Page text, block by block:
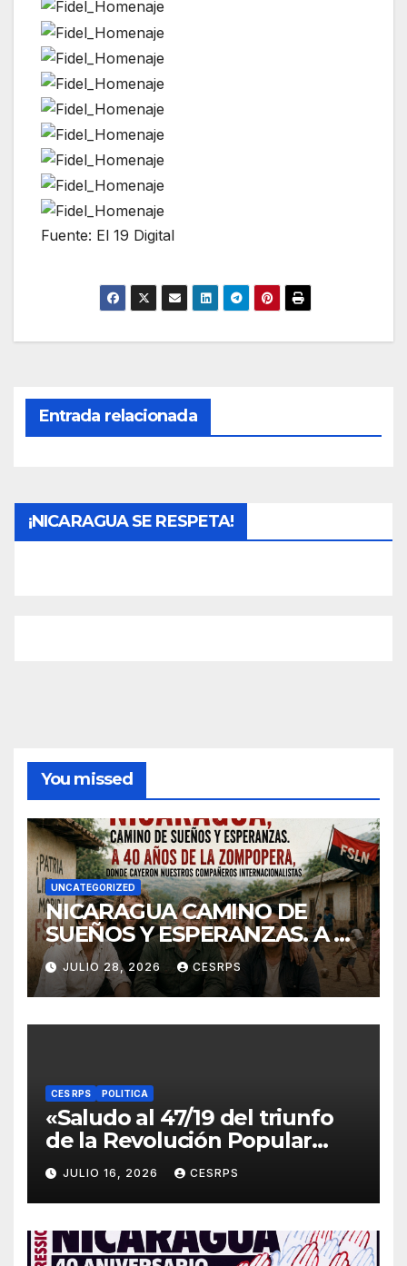
Fuente: El 19 Digital
Entrada relacionada
¡NICARAGUA SE RESPETA!
You missed
UNCATEGORIZED
NICARAGUA CAMINO DE
SUEÑOS Y ESPERANZAS. A 40
años de La Zompopera,
donde cayeron nuestros
compañeros
internacionalistas.
JULIO 28, 2026 CESRPS
CES RPS POLITICA
«Saludo al 47/19 del triunfo
de la Revolución Popular
Sandinista : Siempre + allá!»
JULIO 16, 2026 CESRPS